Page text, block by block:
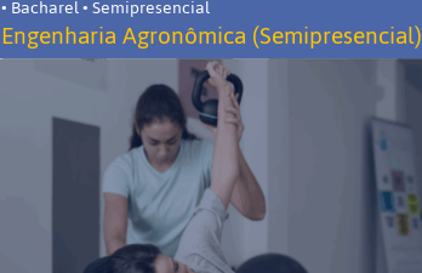
• Bacharel • Semipresencial
Engenharia Agronômica (Semipresencial)